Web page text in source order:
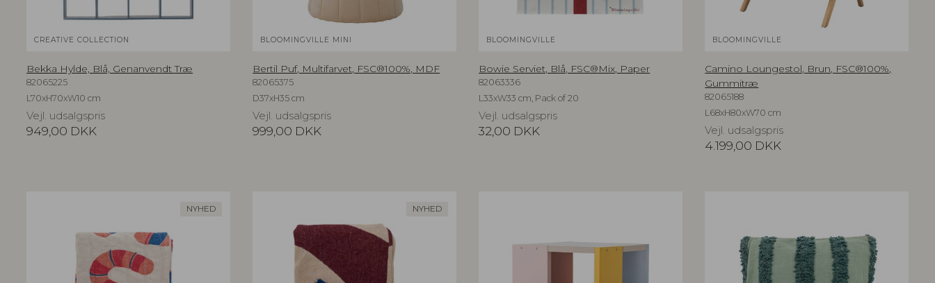
CREATIVE COLLECTION
Bekka Hylde, Blå, Genanvendt Træ
82065225
L70xH70xW10 cm
Vejl. udsalgspris
949,00 DKK
BLOOMINGVILLE MINI
Bertil Puf, Multifarvet, FSC®100%, MDF
82065375
D37xH35 cm
Vejl. udsalgspris
999,00 DKK
BLOOMINGVILLE
Bowie Serviet, Blå, FSC®Mix, Paper
82063336
L33xW33 cm, Pack of 20
Vejl. udsalgspris
32,00 DKK
BLOOMINGVILLE
Camino Loungestol, Brun, FSC®100%,
Gummitræ
82065188
L68xH80xW70 cm
Vejl. udsalgspris
4.199,00 DKK
NYHED NYHED